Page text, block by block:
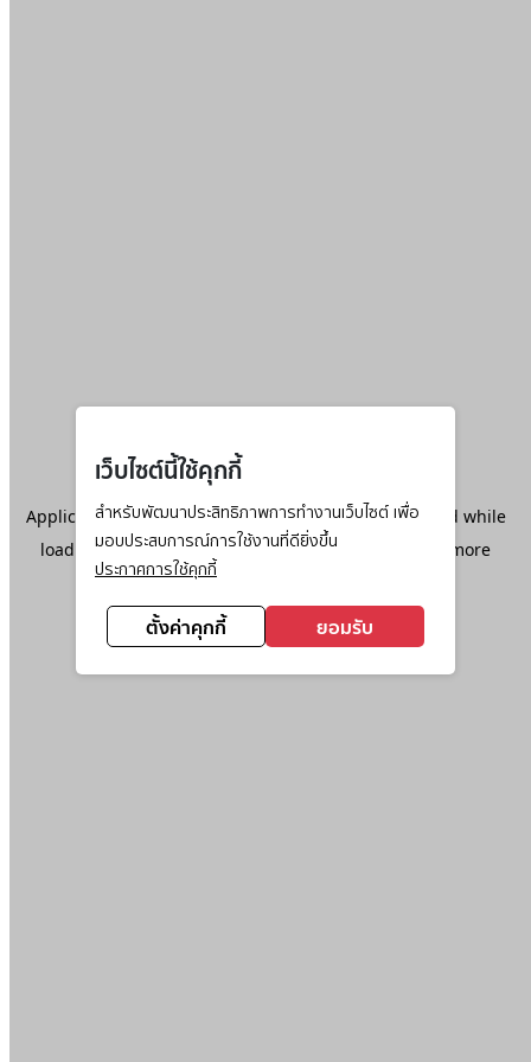
เว็บไซต์นี้ใช้คุกกี้
สำหรับพัฒนาประสิทธิภาพการทำงานเว็บไซต์ เพื่อ
มอบประสบการณ์การใช้งานที่ดียิ่งขึ้น
ประกาศการใช้คุกกี้
ตั้งค่าคุกกี้ ยอมรับ
Application error: aclient-side exception has occurred while
loadingwww.ktc.co.th(see the browser console
for more
information).